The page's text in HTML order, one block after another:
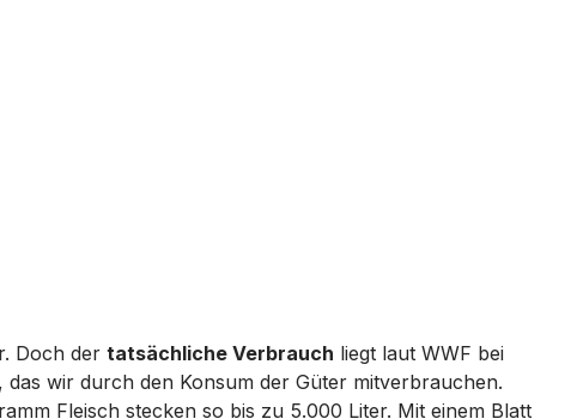
Doch der tatsächliche Verbrauch liegt laut WWF bei
wir durch den Konsum der Güter mitverbrauchen.
Fleisch stecken so bis zu 5.000 Liter. Mit einem Blatt